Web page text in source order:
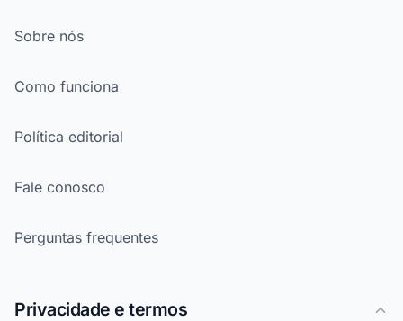
Sobre nós
Como funciona
Política editorial
Fale conosco
Perguntas frequentes
Privacidade e termos